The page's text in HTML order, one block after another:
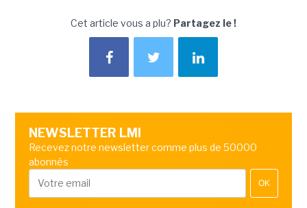
Cet article vous a plu? Partagez le !
NEWSLETTER LMI
Recevez notre newsletter comme plus de 50000
abonnés
OK